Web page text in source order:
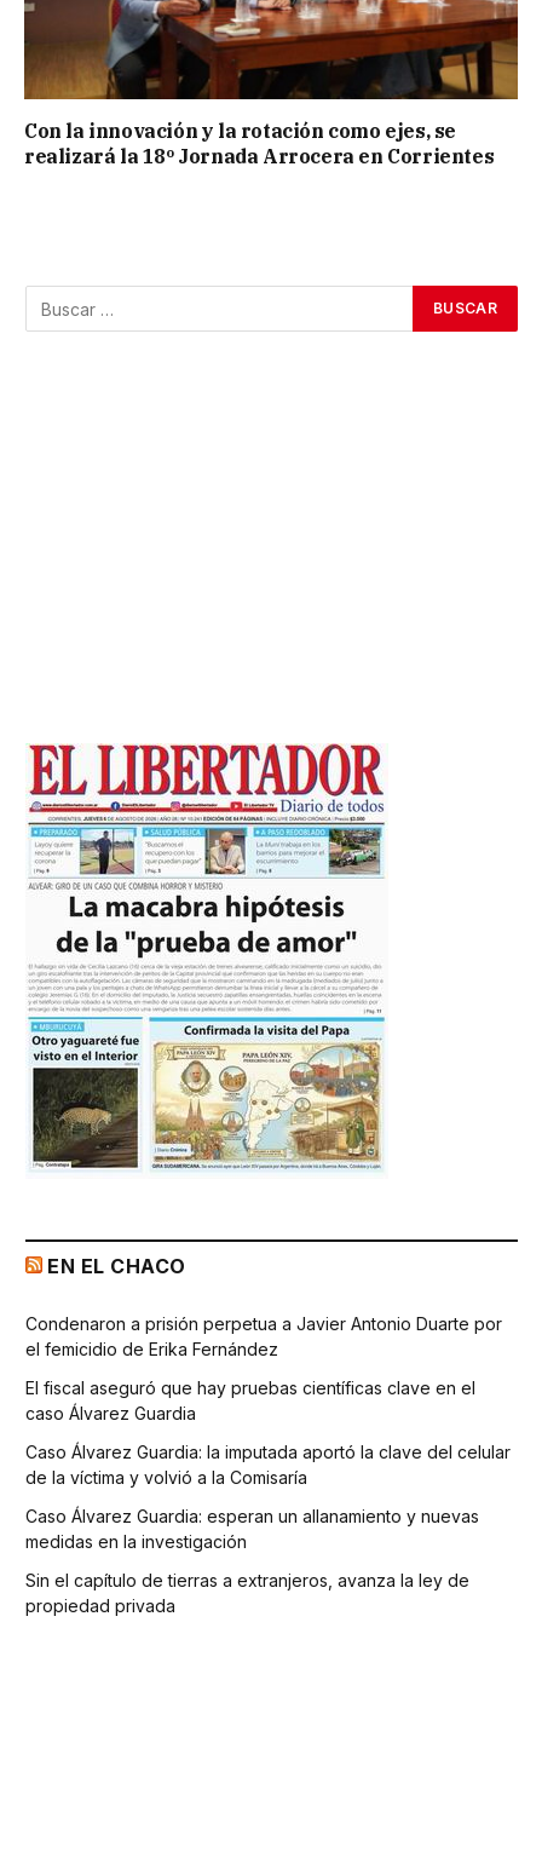
Con la innovación y la rotación como ejes, se
realizará la 18º Jornada Arrocera en Corrientes
EN EL CHACO
Condenaron a prisión perpetua a Javier Antonio Duarte por
el femicidio de Erika Fernández
El fiscal aseguró que hay pruebas científicas clave en el
caso Álvarez Guardia
Caso Álvarez Guardia: la imputada aportó la clave del celular
de la víctima y volvió a la Comisaría
Caso Álvarez Guardia: esperan un allanamiento y nuevas
medidas en la investigación
Sin el capítulo de tierras a extranjeros, avanza la ley de
propiedad privada